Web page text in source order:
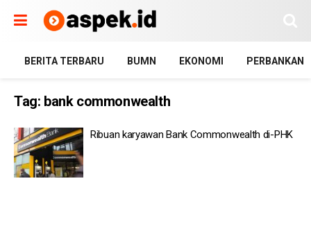
BERITA TERBARU BUMN EKONOMI PERBANKAN
Tag: bank commonwealth
Ribuan karyawan Bank Commonwealth di-PHK